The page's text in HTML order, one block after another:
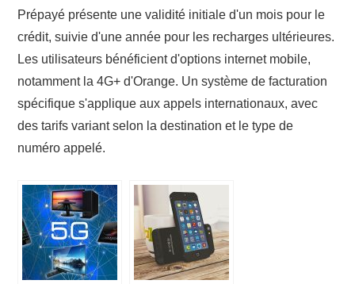
Prépayé présente une validité initiale d'un mois pour le
crédit, suivie d'une année pour les recharges ultérieures.
Les utilisateurs bénéficient d'options internet mobile,
notamment la 4G+ d'Orange. Un système de facturation
spécifique s'applique aux appels internationaux, avec
des tarifs variant selon la destination et le type de
numéro appelé.